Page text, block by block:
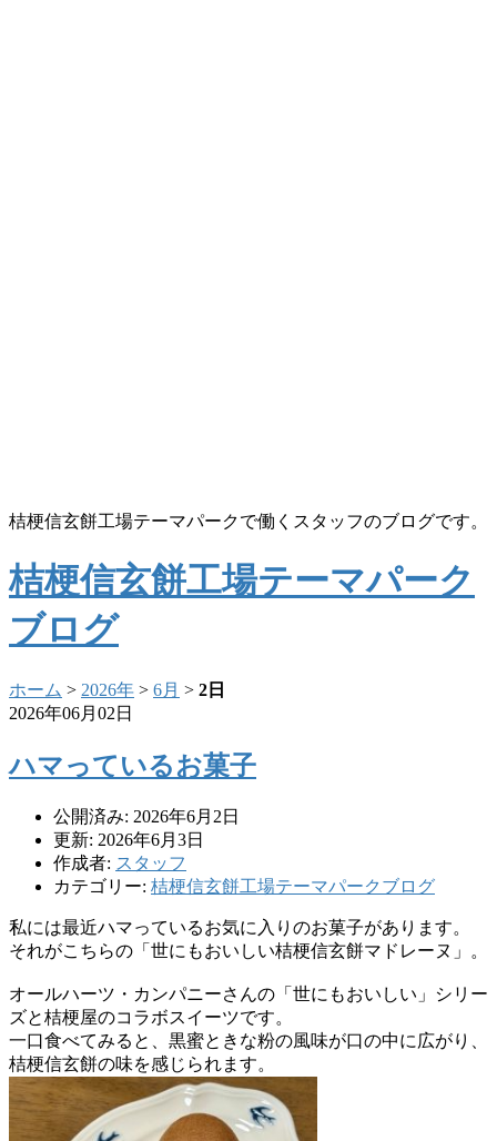
桔梗信玄餅工場テーマパークで働くスタッフのブログです。
桔梗信玄餅工場テーマパーク
ブログ
ホーム > 2026年 > 6月 > 2日
2026年06月02日
ハマっているお菓子
公開済み: 2026年6月2日
更新: 2026年6月3日
作成者: スタッフ
カテゴリー: 桔梗信玄餅工場テーマパークブログ
私には最近ハマっているお気に入りのお菓子があります。
それがこちらの「世にもおいしい桔梗信玄餅マドレーヌ」。
オールハーツ・カンパニーさんの「世にもおいしい」シリー
ズと桔梗屋のコラボスイーツです。
一口食べてみると、黒蜜ときな粉の風味が口の中に広がり、
桔梗信玄餅の味を感じられます。